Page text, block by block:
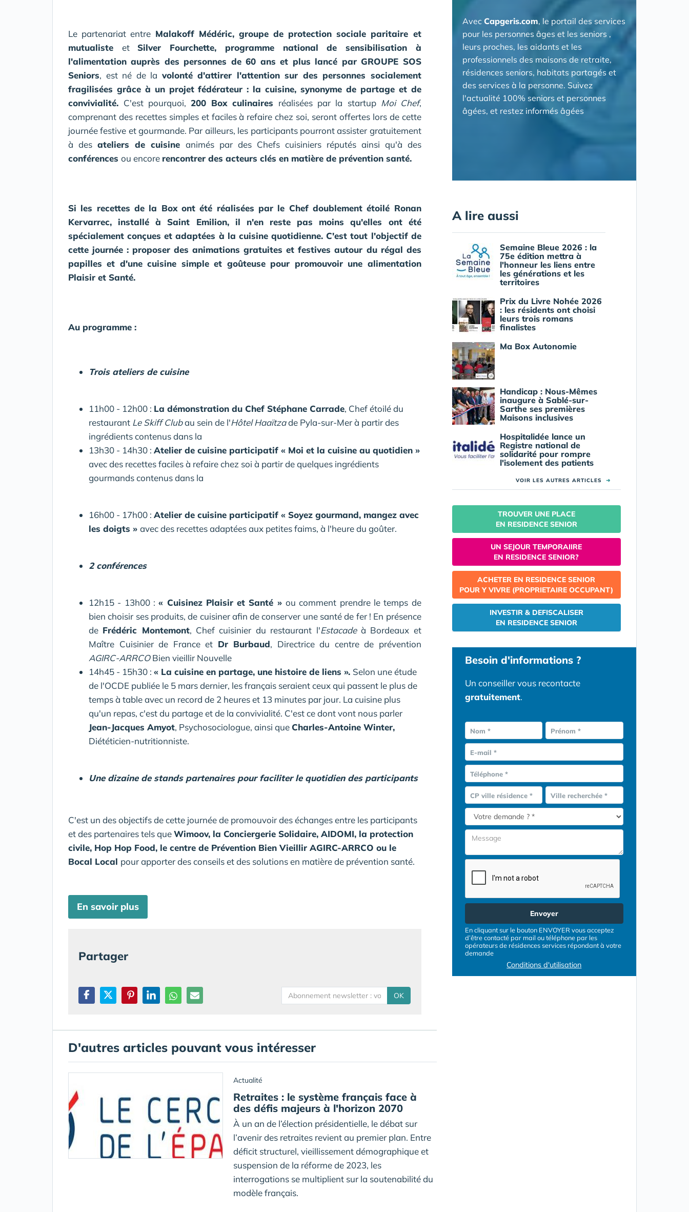
Le partenariat entre Malakoff Médéric, groupe de protection sociale paritaire et
mutualiste etSilver Fourchette, programme national de sensibilisation à
l'alimentation auprès des personnes de 60 ans et plus lancé par GROUPE SOS
Seniors, est né de la volonté d'attirer l'attention sur des personnes socialement
fragilisées grâce à un projet fédérateur : la cuisine, synonyme de partage et de
convivialité. C'est pourquoi,200 Box culinaires réalisées par la startup Moi Chef,
comprenant des recettes simples et faciles à refaire chez soi, seront offertes lors de cette
journée festive et gourmande. Par ailleurs, les participants pourront assister gratuitement
à des ateliers de cuisine animés par des Chefs cuisiniers réputés ainsi qu'à des
conférences ou encore rencontrer des acteurs clés en matière de prévention santé.
Si les recettes de la Box ont été réalisées par le Chef doublement étoilé Ronan
Kervarrec, installé à Saint Emilion, il n'en reste pas moins qu'elles ont été
spécialement conçues et adaptées à la cuisine quotidienne. C'est tout l'objectif de
cette journée : proposer des animations gratuites et festives autour du régal des
papilles et d'une cuisine simple et goûteuse pour promouvoir une alimentation
Plaisir et Santé.
Au programme :
Trois ateliers de cuisine
11h00 - 12h00 : La démonstration du Chef Stéphane Carrade, Chef étoilé du
restaurant Le Skiff Clubau sein de l'Hôtel Haaïtzade Pyla-sur-Mer à partir des
ingrédients contenus dans la
13h30 - 14h30 : Atelier de cuisine participatif « Moi et la cuisine au quotidien »
avec des recettes faciles à refaire chez soi à partir de quelques ingrédients
gourmands contenus dans la
16h00 - 17h00 : Atelier de cuisine participatif « Soyez gourmand, mangez avec
les doigts » avec des recettes adaptées aux petites faims, à l'heure du goûter.
2 conférences
12h15 - 13h00 :« Cuisinez Plaisir et Santé »ou comment prendre le temps de
bien choisir ses produits, de cuisiner afin de conserver une santé de fer ! En présence
de Frédéric Montemont, Chef cuisinier du restaurant l'Estacade à Bordeaux et
Maître Cuisinier de France et Dr Burbaud, Directrice du centre de prévention
AGIRC-ARRCOBien vieillir Nouvelle
14h45 - 15h30 : « La cuisine en partage, une histoire de liens ». Selon une étude
de l'OCDE publiée le 5 mars dernier, les français seraient ceux qui passent le plus de
temps à table avec un record de 2 heures et 13 minutes par jour. La cuisine plus
qu'un repas, c'est du partage et de la convivialité. C'est ce dont vont nous parler
Jean-Jacques Amyot, Psychosociologue, ainsi que Charles-Antoine Winter,
Diététicien-nutritionniste.
Une dizaine de stands partenaires pour faciliter le quotidien des participants
C'est un des objectifs de cette journée de promouvoir des échanges entre les participants
et des partenaires tels queWimoov, la Conciergerie Solidaire, AIDOMI, la protection
civile, Hop Hop Food, le centre de Prévention Bien Vieillir AGIRC-ARRCO ou le
Bocal Local pour apporter des conseils et des solutions en matière de prévention santé.
En savoir plus
Partager
OK
D'autres articles pouvant vous intéresser
Actualité
Retraites : le système français face à
des défis majeurs à l'horizon 2070
À un an de l’élection présidentielle, le débat sur
l’avenir des retraites revient au premier plan. Entre
déficit structurel, vieillissement démographique et
suspension de la réforme de 2023, les
interrogations se multiplient sur la soutenabilité du
modèle français.
Avec Capgeris.com, le portail des services
pour les personnes âges et les seniors ,
leurs proches, les aidants et les
professionnels des maisons de retraite,
résidences seniors, habitats partagés et
des services à la personne. Suivez
l'actualité 100% seniors et personnes
âgées, et restez informés âgées
A lire aussi
Semaine Bleue 2026 : la
75e édition mettra à
l'honneur les liens entre
les générations et les
territoires
Prix du Livre Nohée 2026
: les résidents ont choisi
leurs trois romans
finalistes
Ma Box Autonomie
Handicap : Nous-Mêmes
inaugure à Sablé-sur-
Sarthe ses premières
Maisons inclusives
Hospitalidée lance un
Registre national de
solidarité pour rompre
l'isolement des patients
VOIR LES AUTRES ARTICLES ➜
TROUVER UNE PLACE
EN RESIDENCE SENIOR
UN SEJOUR TEMPORAIIRE
EN RESIDENCE SENIOR?
ACHETER EN RESIDENCE SENIOR
POUR Y VIVRE (PROPRIETAIRE OCCUPANT)
INVESTIR & DEFISCALISER
EN RESIDENCE SENIOR
Besoin d'informations ?
Un conseiller vous recontacte
gratuitement.
Nom * Prénom *
E-mail *
Téléphone *
CP ville résidence * Ville recherchée *
Envoyer
En cliquant sur le bouton ENVOYER vous acceptez
d’être contacté par mail ou téléphone par les
opérateurs de résidences services répondant à votre
demande
Conditions d'utilisation